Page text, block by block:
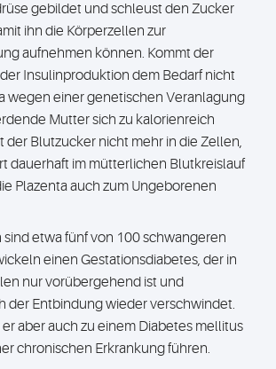
gebildet und schleust den Zucker
ihn die Körperzellen zur
aufnehmen können. Kommt der
Insulinproduktion dem Bedarf nicht
wegen einer genetischen Veranlagung
Mutter sich zu kalorienreich
der Blutzucker nicht mehr in die Zellen,
dauerhaft im mütterlichen Blutkreislauf
Plazenta auch zum Ungeborenen
etwa fünf von 100 schwangeren
einen Gestationsdiabetes, der in
nur vorübergehend ist und
der Entbindung wieder verschwindet.
aber auch zu einem Diabetes mellitus
chronischen Erkrankung führen.